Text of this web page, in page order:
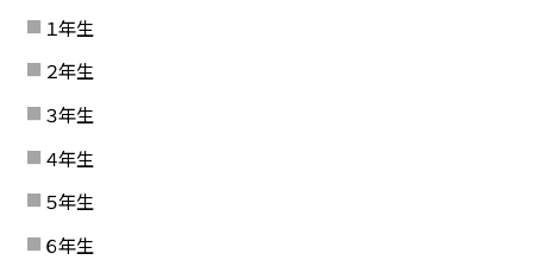
１年生
２年生
３年生
４年生
５年生
６年生